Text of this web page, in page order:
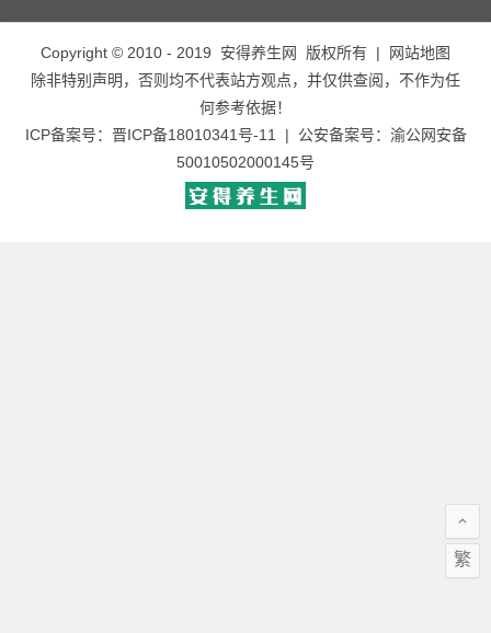
Copyright © 2010 - 2019 安得养生网 版权所有 |
网站地图
除非特别声明，否则均不代表站方观点，并仅供查阅，不作为任
何参考依据！
ICP备案号： 晋ICP备18010341号-11 | 公安备案号： 渝公网安备
50010502000145号
繁